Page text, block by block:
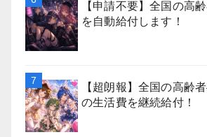
【申請不要】全国の高
を自動給付します！
【超朗報】全国の高齢
の生活費を継続給付！